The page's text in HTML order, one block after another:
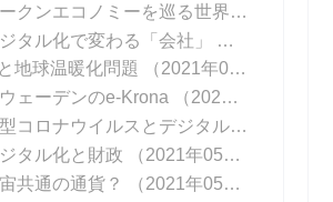
第29回 トークンエコノミーを巡る世界の動向
第30回 デジタル化で変わる「会社」
（2021年04
地球温暖化問題
（2021年04月14日 掲載）
ェーデンのe-Krona
（2021年04月21日 掲載）
第33回 新型コロナウイルスとデジタル化
タル化と財政
（2021年05月05日 掲載）
共通の通貨？
（2021年05月12日 掲載）